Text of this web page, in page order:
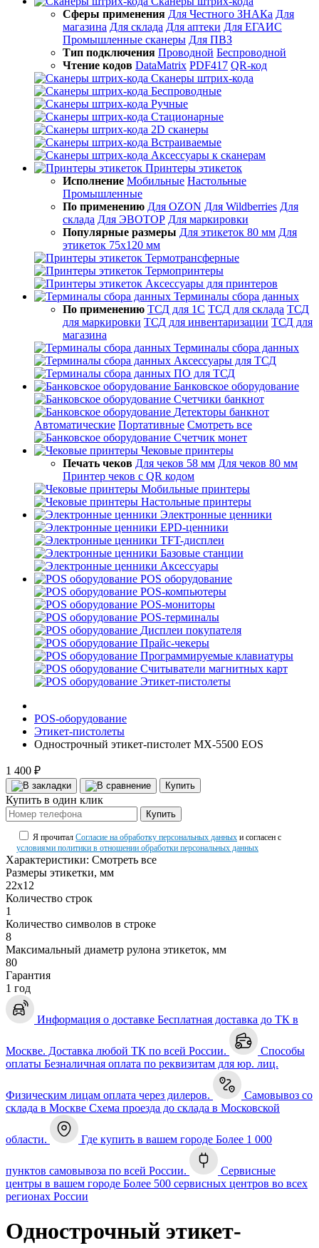
Сферы применения Для Честного ЗНАКа Для
магазина Для склада Для аптеки Для ЕГАИС
Промышленные сканеры Для ПВЗ
Тип подключения Проводной Беспроводной
Чтение кодов DataMatrix PDF417 QR-код
Сканеры штрих-кода
Беспроводные
Ручные
Стационарные
2D сканеры
Встраиваемые
Аксессуары к сканерам
Принтеры этикеток
Исполнение Мобильные Настольные
Промышленные
По применению Для OZON Для Wildberries Для
склада Для ЭВОТОР Для маркировки
Популярные размеры Для этикеток 80 мм Для
этикеток 75х120 мм
Термотрансферные
Термопринтеры
Аксессуары для принтеров
Терминалы сбора данных
По применению ТСД для 1С ТСД для склада ТСД
для маркировки ТСД для инвентаризации ТСД для
магазина
Терминалы сбора данных
Аксессуары для ТСД
ПО для ТСД
Банковское оборудование
Счетчики банкнот
Детекторы банкнот
Автоматические Портативные Смотреть все
Счетчик монет
Чековые принтеры
Печать чеков Для чеков 58 мм Для чеков 80 мм
Принтер чеков с QR кодом
Мобильные принтеры
Настольные принтеры
Электронные ценники
EPD-ценники
TFT-дисплеи
Базовые станции
Аксессуары
POS оборудование
POS-компьютеры
POS-мониторы
POS-терминалы
Дисплеи покупателя
Прайс-чекеры
Программируемые клавиатуры
Считыватели магнитных карт
Этикет-пистолеты
POS-оборудование
Этикет-пистолеты
Однострочный этикет-пистолет MX-5500 EOS
1 400 ₽
Купить
Купить в один клик
Купить
Я прочитал Согласие на обработку персональных данных и согласен с
условиями политики в отношении обработки персональных данных
Характеристики: Смотреть все
Размеры этикетки, мм
22х12
Количество строк
1
Количество символов в строке
8
Максимальный диаметр рулона этикеток, мм
80
Гарантия
1 год
Информация о доставке Бесплатная доставка до ТК в
Москве. Доставка любой ТК по всей России.
Способы
оплаты Безналичная оплата по реквизитам для юр. лиц.
Физическим лицам оплата через дилеров.
Самовывоз со
склада в Москве Схема проезда до склада в Московской
области. Где купить в вашем городе Более 1 000
пунктов самовывоза по всей России.
Сервисные
центры в вашем городе Более 500 сервисных центров во всех
регионах России
Однострочный этикет-